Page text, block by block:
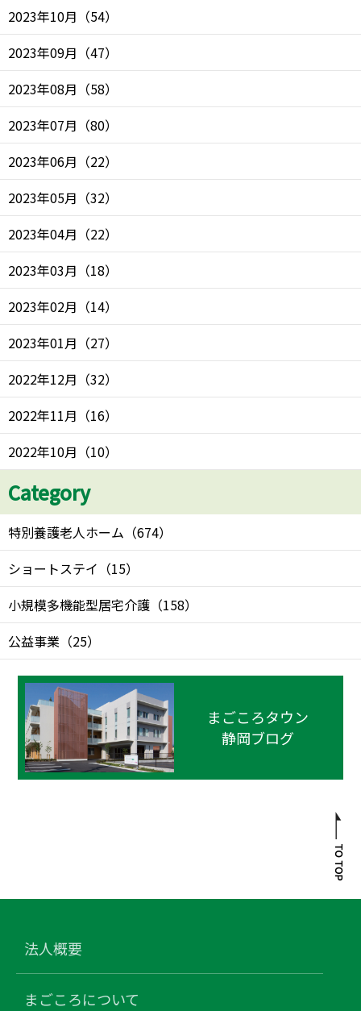
2023年10月 （54）
2023年09月 （47）
2023年08月 （58）
2023年07月 （80）
2023年06月 （22）
2023年05月 （32）
2023年04月 （22）
2023年03月 （18）
2023年02月 （14）
2023年01月 （27）
2022年12月 （32）
2022年11月 （16）
2022年10月 （10）
Category
特別養護老人ホーム （674）
ショートステイ （15）
小規模多機能型居宅介護 （158）
公益事業 （25）
まごころタウン
静岡ブログ
法人概要
まごころについて